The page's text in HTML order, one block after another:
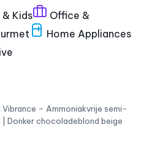
& Kids
Office &
Home Appliances
– Ammoniakvrije semi-
Donker chocoladeblond beige